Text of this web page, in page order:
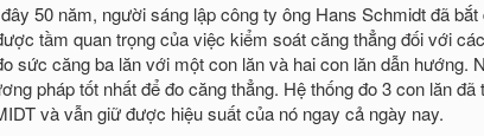
50 năm, người sáng lập công ty ông Hans Schmidt đã
tầm quan trọng của việc kiểm soát căng thẳng đối với
sức căng ba lăn với một con lăn và hai con lăn dẫn hướng.
pháp tốt nhất để đo căng thẳng. Hệ thống đo 3 con lăn
và vẫn giữ được hiệu suất của nó ngay cả ngày nay.